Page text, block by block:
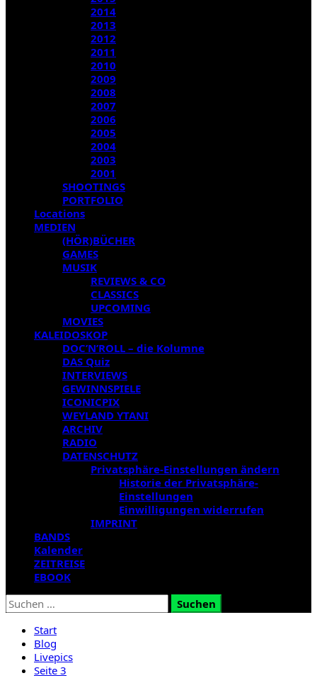
2014
2013
2012
2011
2010
2009
2008
2007
2006
2005
2004
2003
2001
SHOOTINGS
PORTFOLIO
Locations
MEDIEN
(HÖR)BÜCHER
GAMES
MUSIK
REVIEWS & CO
CLASSICS
UPCOMING
MOVIES
KALEIDOSKOP
DOC’N’ROLL – die Kolumne
DAS Quiz
INTERVIEWS
GEWINNSPIELE
ICONICPIX
WEYLAND YTANI
ARCHIV
RADIO
DATENSCHUTZ
Privatsphäre-Einstellungen ändern
Historie der Privatsphäre-
Einstellungen
Einwilligungen widerrufen
IMPRINT
BANDS
Kalender
ZEITREISE
EBOOK
Suchen
nach:
Start
Blog
Livepics
Seite 3